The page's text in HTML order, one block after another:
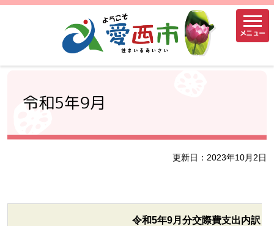
メニュー
令和5年9月
更新日：2023年10月2日
令和5年9月分交際費支出内